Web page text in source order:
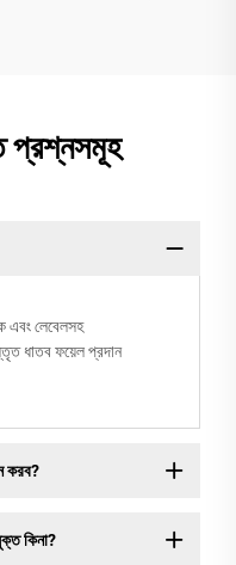
প্রশ্নসমূহ
এবং লেবেলসহ
ধাতব ফয়েল প্রদান
করব?
কিনা?